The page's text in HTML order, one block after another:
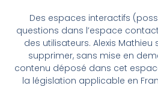
Des espaces interactifs
questions dans l’espace
des utilisateurs. Alexis
supprimer, sans mise en
contenu déposé dans cet
la législation applicable en